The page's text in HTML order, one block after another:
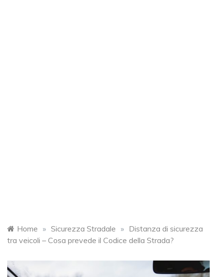
Home » Sicurezza Stradale » Distanza di sicurezza
tra veicoli – Cosa prevede il Codice della Strada?